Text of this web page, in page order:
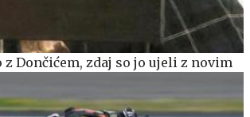
z Dončićem, zdaj so jo ujeli z novim